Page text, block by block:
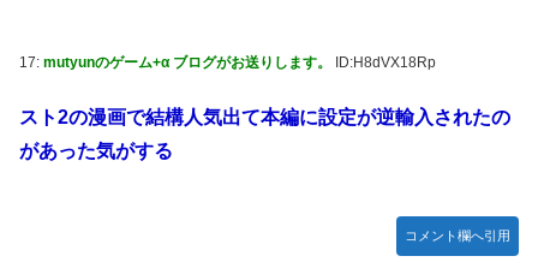
17: mutyunのゲーム+α ブログがお送りします。 ID:H8dVX18Rp
スト2の漫画で結構人気出て本編に設定が逆輸入されたの
があった気がする
コメント欄へ引用